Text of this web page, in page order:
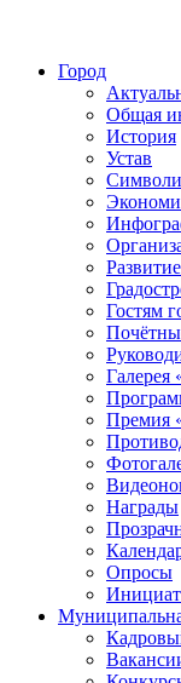
Город
Общая
История
Устав
Гостям
Галерея
Премия
Награды
Опросы